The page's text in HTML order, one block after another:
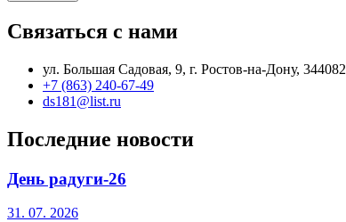
Связаться с нами
ул. Большая Садовая, 9, г. Ростов-на-Дону, 344082
+7 (863) 240-67-49
ds181@list.ru
Последние новости
День радуги-26
31. 07. 2026